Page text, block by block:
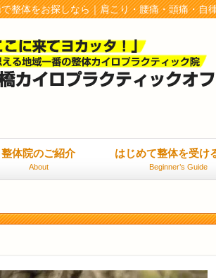
整体をお探しなら｜肩こり・腰痛・頭痛・自
整体院のご紹介
About
はじめて整体を受け
Beginner’s Guide